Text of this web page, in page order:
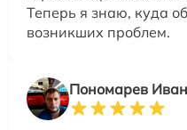
Теперь я знаю, куда
возникших проблем.
Пономарев Иван